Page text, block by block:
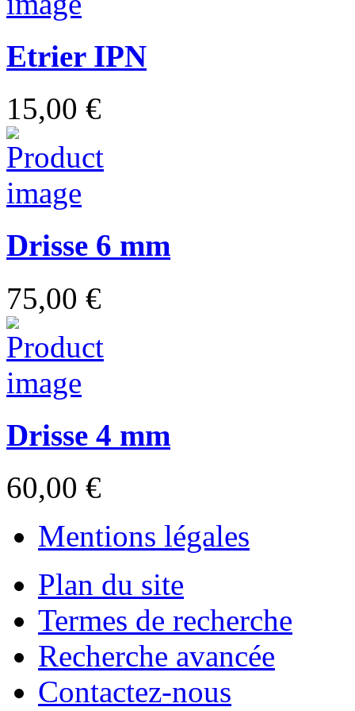
Etrier IPN
15,00 €
Drisse 6 mm
75,00 €
Drisse 4 mm
60,00 €
Mentions légales
Plan du site
Termes de recherche
Recherche avancée
Contactez-nous